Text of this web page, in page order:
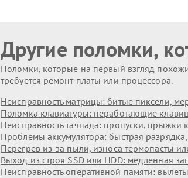
Другие поломки,
Поломки, которые на первый взгляд
требуется ремонт платы или процессора.
Неисправность матрицы: битые пиксели,
Поломка клавиатуры: неработающие
Неисправность тачпада: пропуски, прыжки
Проблемы аккумулятора: быстрая
Перегрев из‑за пыли, износа термопасты
Выход из строя SSD или HDD: медленная
Неисправность оперативной памяти: